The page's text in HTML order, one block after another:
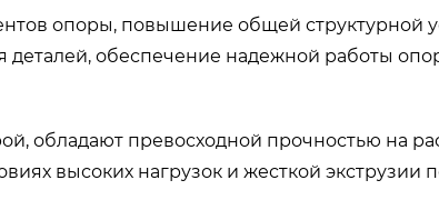
опоры, повышение общей структурной
обеспечение надежной работы
обладают превосходной прочностью на
высоких нагрузок и жесткой экструзии